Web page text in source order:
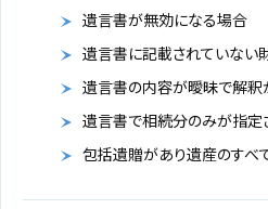
遺言書が無効になる場合
遺言書に記載されていない
遺言書の内容が曖昧で解
遺言書で相続分のみが指定
包括遺贈があり遺産のすべ